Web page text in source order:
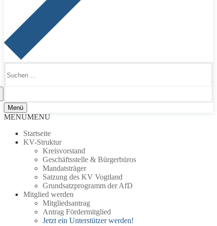
nach:
Menü
MENUMENU
Startseite
KV-Struktur
Kreisvorstand
Geschäftsstelle & Bürgerbüros
Mandatsträger
Satzung des KV Vogtland
Grundsatzprogramm der AfD
Mitglied werden
Mitgliedsantrag
Antrag Fördermitglied
Jetzt ein Unterstützer werden!